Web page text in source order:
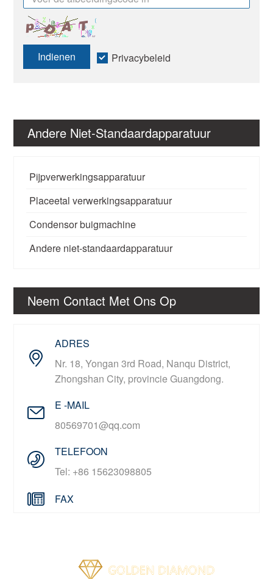
Andere Niet-Standaardapparatuur
Pijpverwerkingsapparatuur
Placeetal verwerkingsapparatuur
Condensor buigmachine
Andere niet-standaardapparatuur
Neem Contact Met Ons Op
ADRES
Nr. 18, Yongan 3rd Road, Nanqu District,
Zhongshan City, provincie Guangdong.
E -MAIL
80569701@qq.com
TELEFOON
Tel: +86 15623098805
FAX
Indienen Privacybeleid